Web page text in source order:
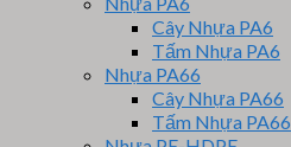
Cây Nhựa PA6
Tấm Nhựa PA6
Nhựa PA66
Cây Nhựa PA66
Tấm Nhựa PA66